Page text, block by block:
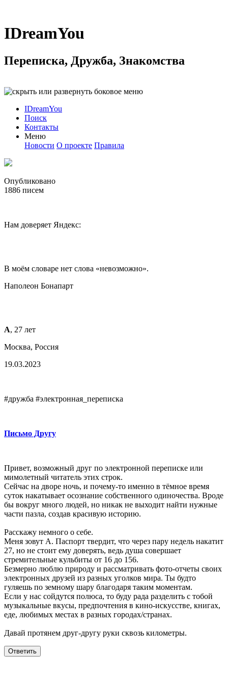
IDreamYou
Переписка, Дружба, Знакомства
IDreamYou
Поиск
Контакты
Меню
Новости О проекте Правила
Опубликовано
1886 писем
Нам доверяет Яндекс:
В моём словаре нет слова «невозможно».
Наполеон Бонапарт
А, 27 лет
Москва, Россия
19.03.2023
#дружба #электронная_переписка
Письмо Другу
Привет, возможный друг по электронной переписке или
мимолетный читатель этих строк.
Сейчас на дворе ночь, и почему-то именно в тёмное время
суток накатывает осознание собственного одиночества. Вроде
бы вокруг много людей, но никак не выходит найти нужные
части пазла, создав красивую историю.
Расскажу немного о себе.
Меня зовут А. Паспорт твердит, что через пару недель накатит
27, но не стоит ему доверять, ведь душа совершает
стремительные кульбиты от 16 до 156.
Безмерно люблю природу и рассматривать фото-отчеты своих
электронных друзей из разных уголков мира. Ты будто
гуляешь по земному шару благодаря таким моментам.
Если у нас сойдутся полюса, то буду рада разделить с тобой
музыкальные вкусы, предпочтения в кино-искусстве, книгах,
еде, любимых местах в разных городах/странах.
Давай протянем друг-другу руки сквозь километры.